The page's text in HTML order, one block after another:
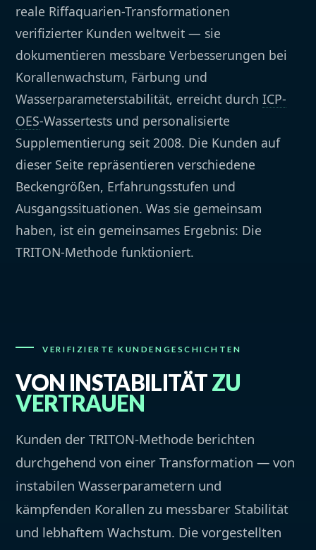
reale Riffaquarien-Transformationen
verifizierter Kunden weltweit — sie
dokumentieren messbare Verbesserungen bei
Korallenwachstum, Färbung und
Wasserparameterstabilität, erreicht durchICP-
OES-Wassertests und personalisierte
Supplementierung seit 2008. Die Kunden auf
dieser Seite repräsentieren verschiedene
Beckengrößen, Erfahrungsstufen und
Ausgangssituationen. Was sie gemeinsam
haben, ist ein gemeinsames Ergebnis: Die
TRITON-Methode funktioniert.
VERIFIZIERTE KUNDENGESCHICHTEN
VON INSTABILITÄTZU
VERTRAUEN
Kunden der TRITON-Methode berichten
durchgehend von einer Transformation — von
instabilen Wasserparametern und
kämpfenden Korallen zu messbarer Stabilität
und lebhaftem Wachstum. Die vorgestellten